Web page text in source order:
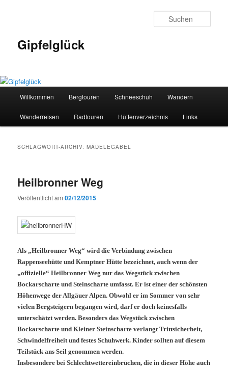
Gipfelglück
Willkommen Bergtouren Schneeschuh Wandern
Wanderreisen Radtouren Hüttenverzeichnis Links
SCHLAGWORT-ARCHIV:MÄDELEGABEL
Heilbronner Weg
Veröffentlicht am02/12/2015
Als „Heilbronner Weg“ wird die Verbindung zwischen
Rappenseehütte und Kemptner Hütte bezeichnet, auch wenn der
„offizielle“ Heilbronner Weg nur das Wegstück zwischen
Bockarscharte und Steinscharte umfasst. Er ist einer der schönsten
Höhenwege der Allgäuer Alpen. Obwohl er im Sommer von sehr
vielen Bergsteigern begangen wird, darf er doch keinesfalls
unterschätzt werden. Besonders das Wegstück zwischen
Bockarscharte und Kleiner Steinscharte verlangt Trittsicherheit,
Schwindelfreiheit und festes Schuhwerk. Kinder sollten auf diesem
Teilstück ans Seil genommen werden.
Insbesondere bei Schlechtwettereinbrüchen, die in dieser Höhe auch